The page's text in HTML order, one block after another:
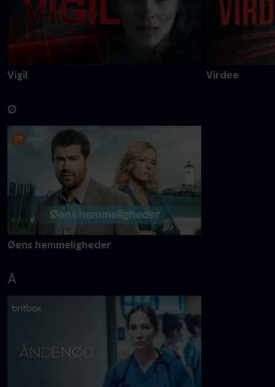
Vigil Virdee
Ø
Øens hemmeligheder
Å